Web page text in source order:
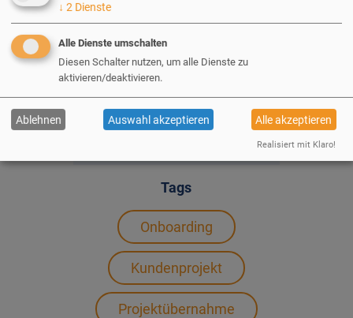
enthält.
Bis zu diesem Punkt bleibt alles kostenfrei. So
durch erdfisch die volle Kostenkonrolle.
Tags
Onboarding
Kundenprojekt
Projektübernahme
↓ 2 Dienste
Alle Dienste umschalten
Diesen Schalter nutzen, um alle Dienste zu
aktivieren/deaktivieren.
Ablehnen Auswahl akzeptieren Alle akzeptieren
Realisiert mit Klaro!